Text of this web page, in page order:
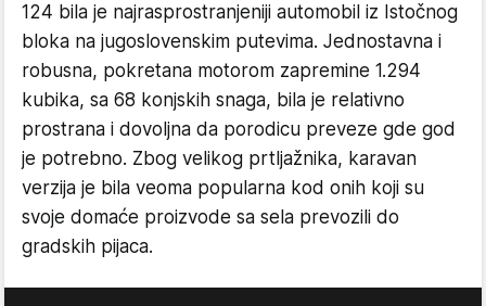
124 bila je najrasprostranjeniji automobil iz Istočnog
bloka na jugoslovenskim putevima. Jednostavna i
robusna, pokretana motorom zapremine 1.294
kubika, sa 68 konjskih snaga, bila je relativno
prostrana i dovoljna da porodicu preveze gde god
je potrebno. Zbog velikog prtljažnika, karavan
verzija je bila veoma popularna kod onih koji su
svoje domaće proizvode sa sela prevozili do
gradskih pijaca.